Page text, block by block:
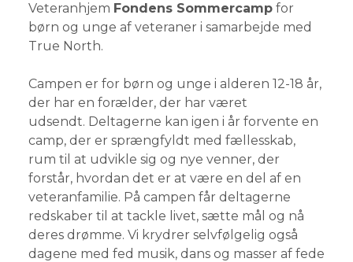
Veteranhjem Fondens Sommercamp for
børn og unge af veteraner i samarbejde med
True North.
Campen er for børn og unge i alderen 12-18 år,
der har en forælder, der har været
udsendt. Deltagerne kan igen i år forvente en
camp, der er sprængfyldt med fællesskab,
rum til at udvikle sig og nye venner, der
forstår, hvordan det er at være en del af en
veteranfamilie. På campen får deltagerne
redskaber til at tackle livet, sætte mål og nå
deres drømme. Vi krydrer selvfølgelig også
dagene med fed musik, dans og masser af fede